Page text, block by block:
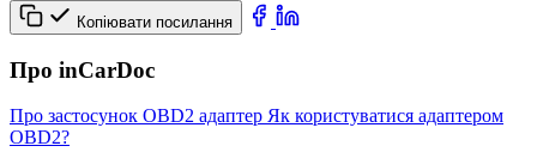
Копіювати посилання
Про inCarDoc
Про застосунок OBD2 адаптер Як користуватися адаптером
OBD2?